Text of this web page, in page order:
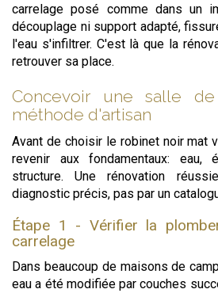
carrelage posé comme dans un
découplage ni support adapté,
l'eau s'infiltrer. C'est là que la
retrouver sa place.
Concevoir une salle
méthode d'artisan
Avant de choisir le robinet noir mat
revenir aux fondamentaux: eau,
structure. Une rénovation
diagnostic précis, pas par un
Étape 1 - Vérifier la
carrelage
Dans beaucoup de maisons de
eau a été modifiée par couches